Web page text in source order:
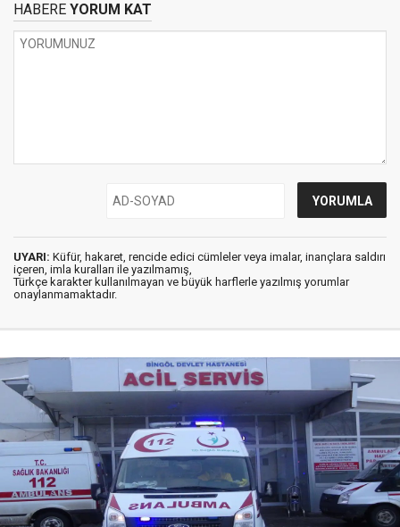
HABERE YORUM KAT
UYARI: Küfür, hakaret, rencide edici cümleler veya imalar, inançlara saldırı
içeren, imla kuralları ile yazılmamış,
Türkçe karakter kullanılmayan ve büyük harflerle yazılmış yorumlar
onaylanmamaktadır.